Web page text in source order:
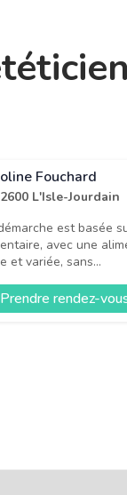
Fouchard
L'Isle-Jourdain
est basée
avec une
et variée, sans...
Prendre rendez-